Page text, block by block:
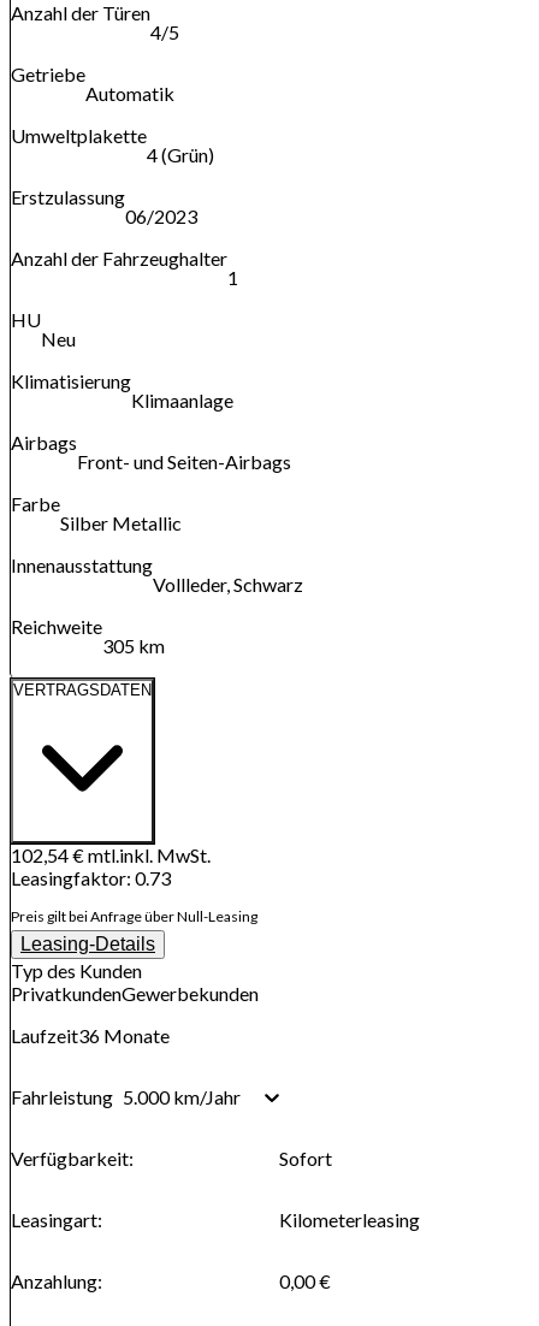
Anzahl der Türen
4/5
Getriebe
Automatik
Umweltplakette
4 (Grün)
Erstzulassung
06/2023
Anzahl der Fahrzeughalter
1
HU
Neu
Klimatisierung
Klimaanlage
Airbags
Front- und Seiten-Airbags
Farbe
Silber Metallic
Innenausstattung
Vollleder, Schwarz
Reichweite
305 km
VERTRAGSDATEN
102,54 €mtl.inkl. MwSt.
Leasingfaktor: 0.73
Preis gilt bei Anfrage über Null-Leasing
Leasing-Details
Typ des Kunden
PrivatkundenGewerbekunden
Laufzeit36 Monate
Fahrleistung 5.000 km/Jahr
Verfügbarkeit: Sofort
Leasingart: Kilometerleasing
Anzahlung: 0,00 €